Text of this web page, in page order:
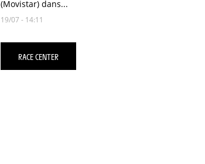
(Movistar) dans...
19/07 - 14:11
RACE CENTER